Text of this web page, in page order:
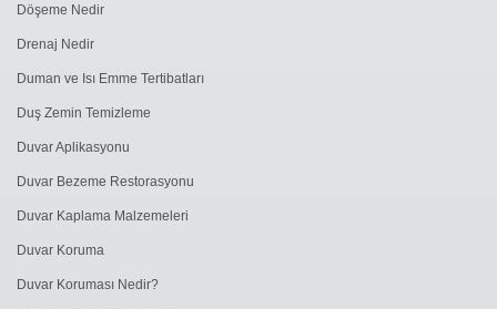
Döşeme Nedir
Drenaj Nedir
Duman ve Isı Emme Tertibatları
Duş Zemin Temizleme
Duvar Aplikasyonu
Duvar Bezeme Restorasyonu
Duvar Kaplama Malzemeleri
Duvar Koruma
Duvar Koruması Nedir?